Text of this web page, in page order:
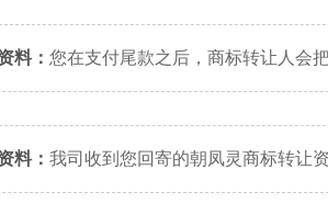
料： 您在支付尾款之后，商标转让人会
料： 我司收到您回寄的朝凤灵商标转让